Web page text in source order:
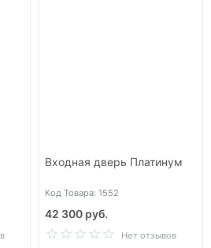
Входная дверь Платинум
Код Товара: 1552
42 300 руб.
Нет отзывов